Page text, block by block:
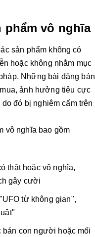
phẩm vô nghĩa
sản phẩm không có
hoặc không nhằm mục
Những bài đăng bán
ảnh hưởng tiêu cực
đó bị nghiêm cấm trên
vô nghĩa bao gồm
thật hoặc vô nghĩa,
gây cười
từ không gian",
bán con người hoặc mối